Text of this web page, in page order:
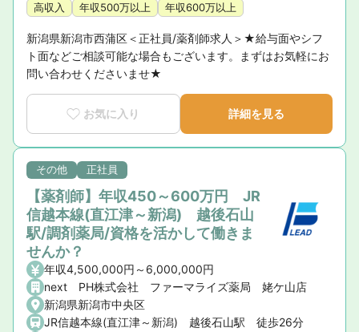
高収入 年収500万以上 年収600万以上
新潟県新潟市西蒲区＜正社員/薬剤師求人＞★給与面やシフ
ト面などご相談可能な場合もございます。まずはお気軽にお
問い合わせくださいませ★
お気に入り 詳細を見る
その他 正社員
【薬剤師】年収450～600万円 JR
信越本線(直江津～新潟) 越後石山
駅/調剤薬局/資格を活かして働きま
せんか？
年収4,500,000円～6,000,000円
next PH株式会社 ファーマライズ薬局 姥ケ山店
新潟県新潟市中央区
JR信越本線(直江津～新潟) 越後石山駅 徒歩26分